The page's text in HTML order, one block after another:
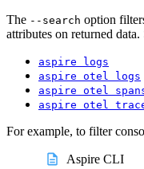
The --search option
attributes on returned
aspire logs
aspire otel logs
aspire otel
aspire otel
For example, to filter
Aspire CLI